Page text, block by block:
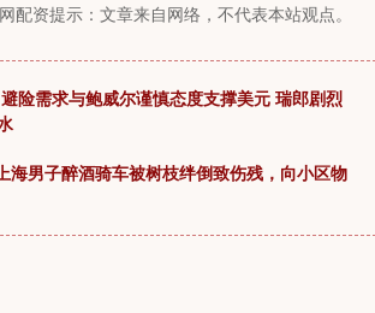
配资提示：文章来自网络，不代表本站观点。
险需求与鲍威尔谨慎态度支撑美元 瑞郎剧烈
海男子醉酒骑车被树枝绊倒致伤残，向小区物